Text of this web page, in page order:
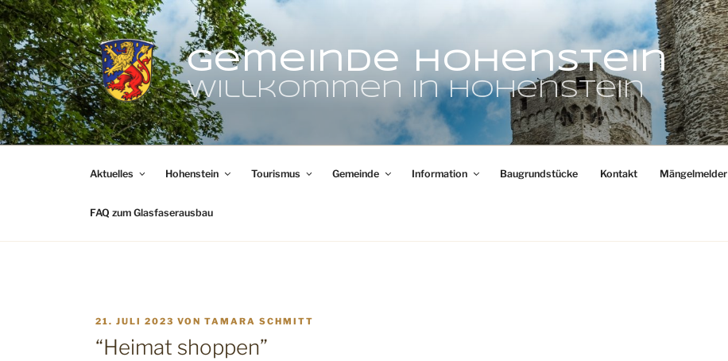
Zum
Inhalt
springen
Gemeinde Hohenstein
Willkommen in Hohenstein
Aktuelles Hohenstein Tourismus Gemeinde Information Baugrundstücke Kontakt Mängelmelder
FAQ zum Glasfaserausbau
VERÖFFENTLICHT
AM
21. JULI 2023 VON TAMARA SCHMITT
“Heimat shoppen”